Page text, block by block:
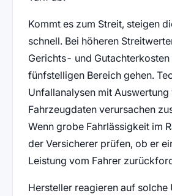
Kommt es zum Streit, steigen
schnell. Bei höheren
Gerichts- und Gutachterkosten
fünfstelligen Bereich gehen.
Unfallanalysen mit Auswertung
Fahrzeugdaten verursachen
Wenn grobe Fahrlässigkeit im
der Versicherer prüfen, ob er
Leistung vom Fahrer
Hersteller reagieren auf solche